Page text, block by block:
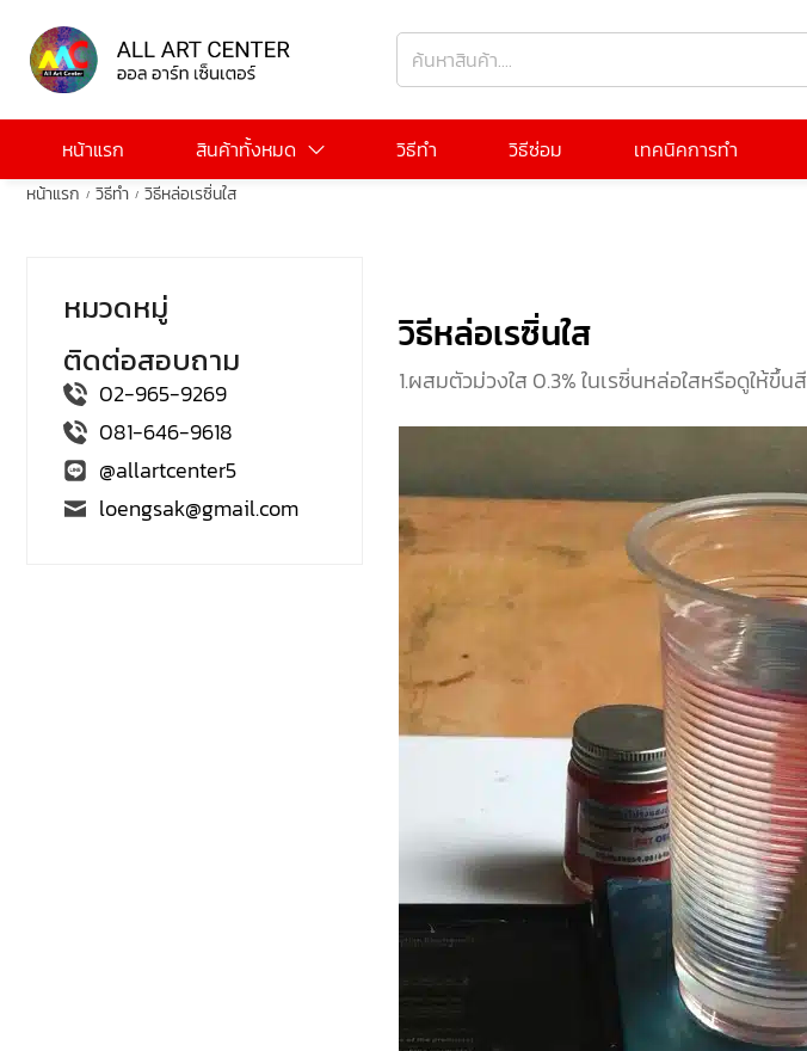
หน้าแรก สินค้าทั้งหมด วิธีทำ วิธีซ่อม เทคนิคการทำ
หน้าแรก / วิธีทำ / วิธีหล่อเรซิ่นใส
หมวดหมู่
ติดต่อสอบถาม
02-965-9269
081-646-9618
@allartcenter5
loengsak@gmail.com
วิธีหล่อเรซิ่นใส
1.ผสมตัวม่วงใส 0.3% ในเรซิ่นหล่อใสหรือดูให้ขึ้นสี